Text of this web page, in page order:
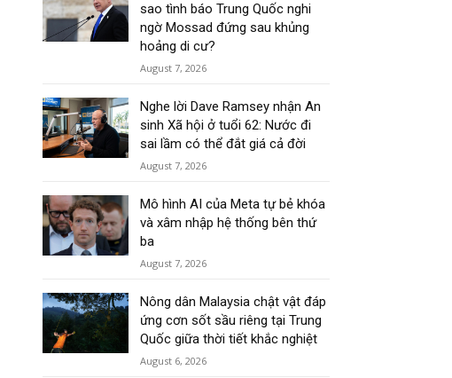
sao tình báo Trung Quốc nghi
ngờ Mossad đứng sau khủng
hoảng di cư?
August 7, 2026
Nghe lời Dave Ramsey nhận An
sinh Xã hội ở tuổi 62: Nước đi
sai lầm có thể đắt giá cả đời
August 7, 2026
Mô hình AI của Meta tự bẻ khóa
và xâm nhập hệ thống bên thứ
ba
August 7, 2026
Nông dân Malaysia chật vật đáp
ứng cơn sốt sầu riêng tại Trung
Quốc giữa thời tiết khắc nghiệt
August 6, 2026